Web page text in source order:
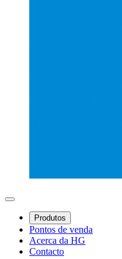
Produtos
Pontos de venda
Acerca da HG
Contacto